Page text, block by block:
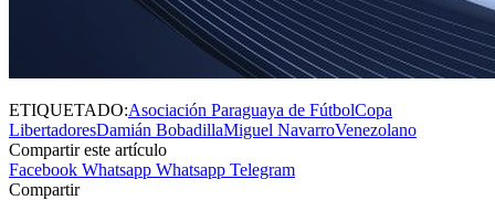
ETIQUETADO:Asociación Paraguaya de FútbolCopa
LibertadoresDamián BobadillaMiguel NavarroVenezolano
Compartir este artículo
Facebook Whatsapp Whatsapp Telegram
Compartir